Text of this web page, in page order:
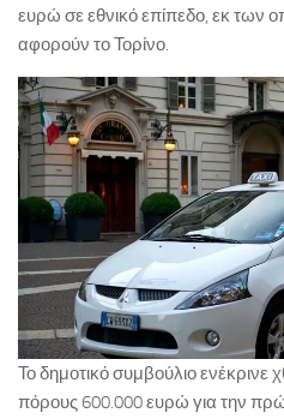
ευρώ σε εθνικό επίπεδο, εκ των
αφορούν το Τορίνο.
Το δημοτικό συμβούλιο ενέκρινε
πόρους 600.000 ευρώ για την